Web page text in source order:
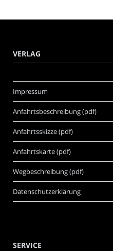
VERLAG
Impressum
Anfahrtsbeschreibung (pdf)
Anfahrtsskizze (pdf)
Anfahrtskarte (pdf)
Wegbeschreibung (pdf)
Datenschutzerklärung
SERVICE